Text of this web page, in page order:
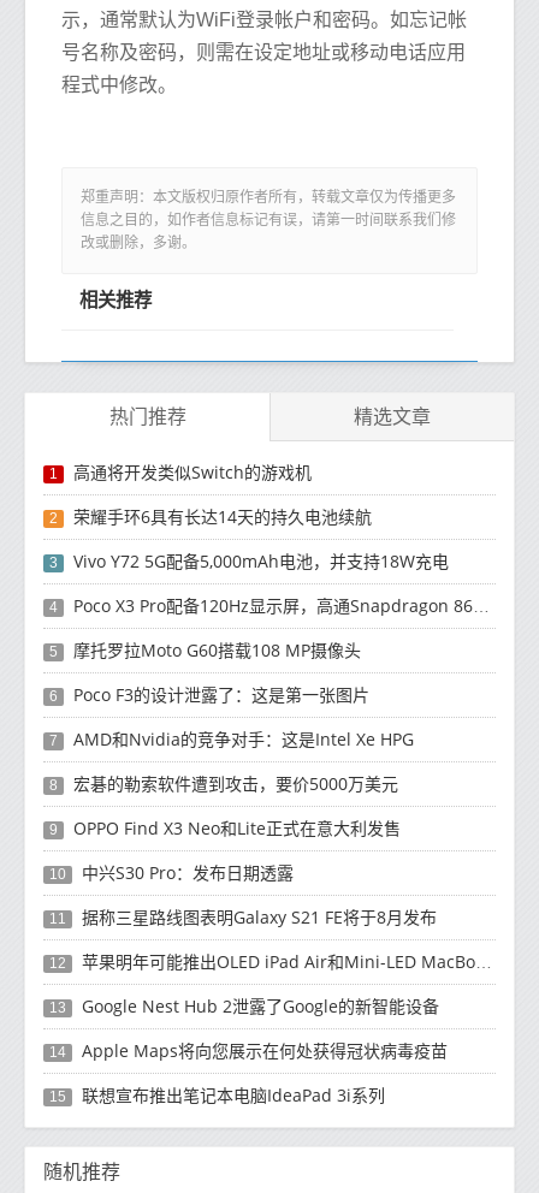
示，通常默认为WiFi登录帐户和密码。如忘记帐
号名称及密码，则需在设定地址或移动电话应用
程式中修改。
郑重声明：本文版权归原作者所有，转载文章仅为传播更多
信息之目的，如作者信息标记有误，请第一时间联系我们修
改或删除，多谢。
相关推荐
热门推荐 精选文章
1 高通将开发类似Switch的游戏机
2 荣耀手环6具有长达14天的持久电池续航
3 Vivo Y72 5G配备5,000mAh电池，并支持18W充电
4 Poco X3 Pro配备120Hz显示屏，高通Snapdragon 860处理器
5 摩托罗拉Moto G60搭载108 MP摄像头
6 Poco F3的设计泄露了：这是第一张图片
7 AMD和Nvidia的竞争对手：这是Intel Xe HPG
8 宏碁的勒索软件遭到攻击，要价5000万美元
9 OPPO Find X3 Neo和Lite正式在意大利发售
10 中兴S30 Pro：发布日期透露
11 据称三星路线图表明Galaxy S21 FE将于8月发布
12 苹果明年可能推出OLED iPad Air和Mini-LED MacBook Air
13 Google Nest Hub 2泄露了Google的新智能设备
14 Apple Maps将向您展示在何处获得冠状病毒疫苗
15 联想宣布推出笔记本电脑IdeaPad 3i系列
随机推荐